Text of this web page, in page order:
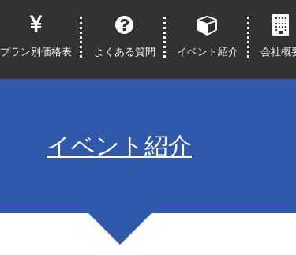
プラン別価格表 よくある質問 イベント紹介 会社概
イベント紹介